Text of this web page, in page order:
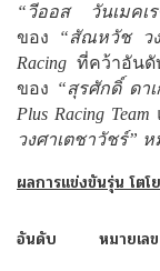
“วีออส วันเมคเ
ของ “สัณหวัช วง
Racing ที่คว้าอัน
ของ “สุรศักดิ์ ดา
Plus Racing Team
วงศาเตชาวัชร์” ห
ผลการแข่งขันรุ่น โต
อันดับ หมายเลข